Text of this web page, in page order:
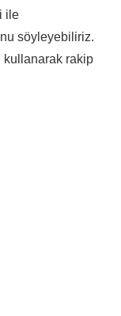
ile
söyleyebiliriz.
kullanarak rakip